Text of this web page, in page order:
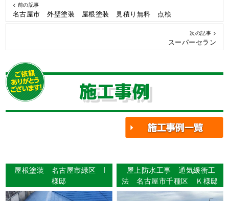
< 前の記事
名古屋市 外壁塗装 屋根塗装 見積り無料 点検
次の記事 >
スーパーセラン
施工事例
屋根塗装 名古屋市緑区 I
様邸
屋上防水工事 通気緩衝工
法 名古屋市千種区 Ｋ様邸